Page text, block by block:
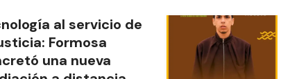
al servicio de
Formosa
una nueva